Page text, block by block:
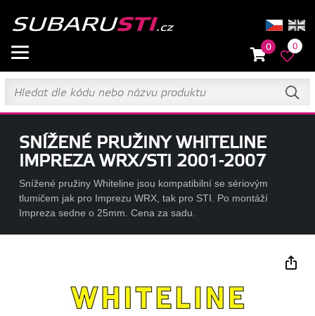
0 0
SNÍŽENÉ PRUŽINY WHITELINE
IMPREZA WRX/STI 2001-2007
Snížené pružiny Whiteline jsou kompatibilní se sériovým
tlumičem jak pro Imprezu WRX, tak pro STI. Po montáží
Impreza sedne o 25mm. Cena za sadu.